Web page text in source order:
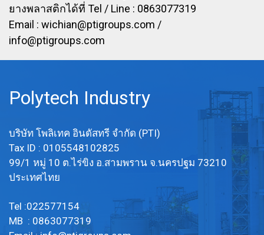
/ Email: info@ptigroups.com
ยางพลาสติกได้ที่ Tel / Line : 0863077319
Email : wichian@ptigroups.com /
info@ptigroups.com
Polytech Industry
บริษัท โพลิเทค อินดัสทรี จำกัด (PTI)
Tax ID : 0105548102825
99/1 หมู่ 10 ต.ไร่ขิง อ.สามพราน จ.นครปฐม 73210
ประเทศไทย
Tel :022577154
MB : 0863077319